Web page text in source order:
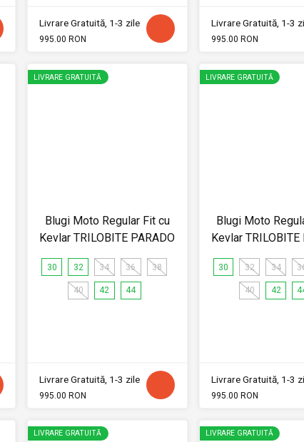
Livrare Gratuită, 1-3 zile
995.00 RON
Livrare Gratuită, 1-3
995.00 RON
LIVRARE GRATUITĂ
Blugi Moto Regular Fit cu
Kevlar TRILOBITE PARADO
30 32 34 36 38
40 42 44
Livrare Gratuită, 1-3 zile
995.00 RON
LIVRARE GRATUITĂ
Blugi Moto
Kevlar TRILOBITE
30 32 34
40 42
Livrare Gratuită, 1-3
995.00 RON
LIVRARE GRATUITĂ LIVRARE GRATUITĂ